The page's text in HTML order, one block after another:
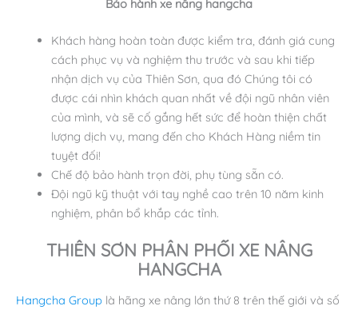
Bảo hành xe nâng hangcha
Khách hàng hoàn toàn được kiểm tra, đánh giá cung
cách phục vụ và nghiệm thu trước và sau khi tiếp
nhận dịch vụ của Thiên Sơn, qua đó Chúng tôi có
được cái nhìn khách quan nhất về đội ngũ nhân viên
của mình, và sẽ cố gắng hết sức để hoàn thiện chất
lượng dịch vụ, mang đến cho Khách Hàng niềm tin
tuyệt đối!
Chế độ bảo hành trọn đời, phụ tùng sẵn có.
Đội ngũ kỹ thuật với tay nghề cao trên 10 năm kinh
nghiệm, phân bổ khắp các tỉnh.
THIÊN SƠN PHÂN PHỐI XE NÂNG
HANGCHA
Hangcha Group là hãng xe nâng lớn thứ 8 trên thế giới và số